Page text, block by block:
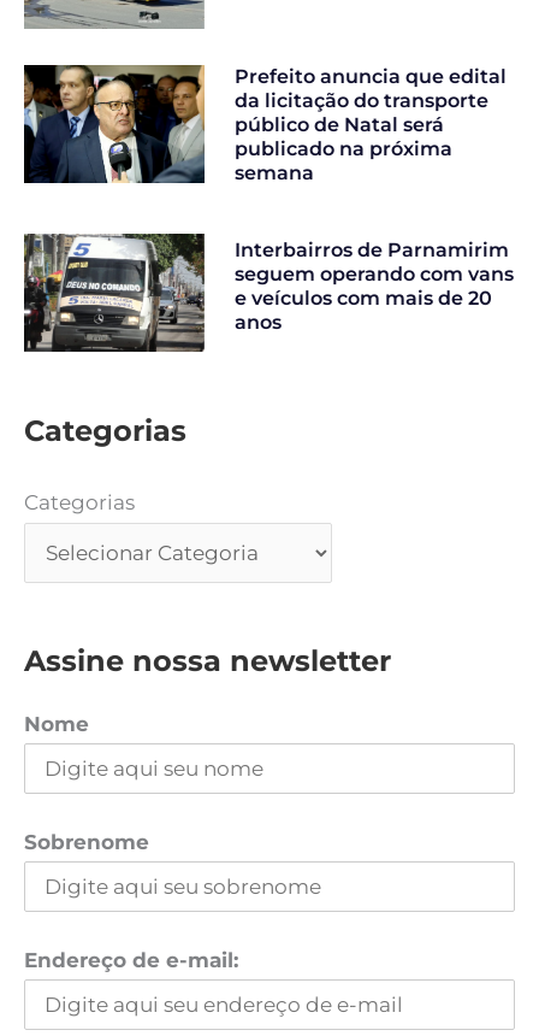
Prefeito anuncia que edital
da licitação do transporte
público de Natal será
publicado na próxima
semana
Interbairros de Parnamirim
seguem operando com vans
e veículos com mais de 20
anos
Categorias
Categorias
Assine nossa newsletter
Nome
Sobrenome
Endereço de e-mail: